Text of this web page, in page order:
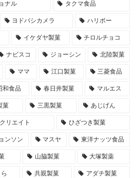
ナル タクマ食品
ヨドバシカメラ ハリボー
イケダヤ製菓 チロルチョコ
ナビスコ ジョーシン 北陸製菓
ママ 江口製菓 三菱食品
和食品 春日井製菓 マルエス
菓 三黒製菓 あじげん
リエイト ひざつき製菓
ンソン マスヤ 東洋ナッツ食品
山脇製菓 大塚製薬
共親製菓 アダチ製菓